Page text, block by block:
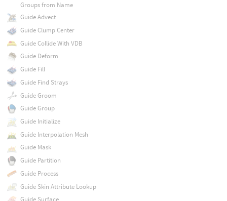
Groups from Name
Guide Advect
Guide Clump Center
Guide Collide With VDB
Guide Deform
Guide Fill
Guide Find Strays
Guide Groom
Guide Group
Guide Initialize
Guide Interpolation Mesh
Guide Mask
Guide Partition
Guide Process
Guide Skin Attribute Lookup